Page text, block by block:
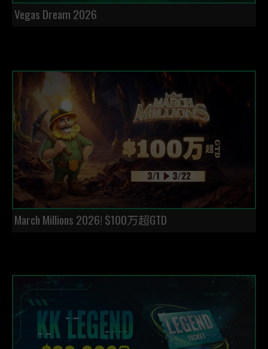
Vegas Dream 2026
March Millions 2026! $100万超GTD